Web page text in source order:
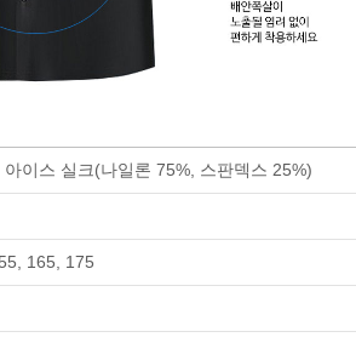
아이스 실크(나일론 75%, 스판덱스 25%)
165, 175